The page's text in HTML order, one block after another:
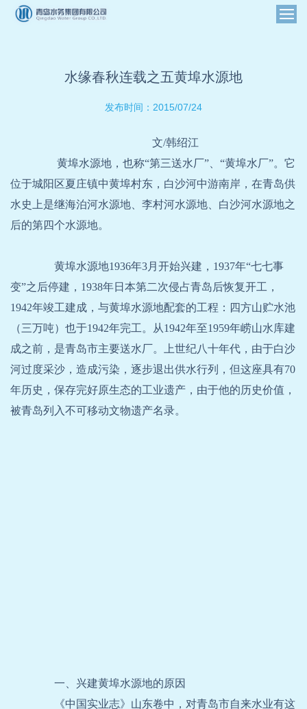
水缘春秋连载之五黄埠水源地
发布时间： 2015/07/24
文/韩绍江
黄埠水源地，也称“第三送水厂”、“黄埠水厂”。它
位于城阳区夏庄镇中黄埠村东，白沙河中游南岸，在青岛供
水史上是继海泊河水源地、李村河水源地、白沙河水源地之
后的第四个水源地。
黄埠水源地1936年3月开始兴建，1937年“七七事
变”之后停建，1938年日本第二次侵占青岛后恢复开工，
1942年竣工建成，与黄埠水源地配套的工程：四方山贮水池
（三万吨）也于1942年完工。从1942年至1959年崂山水库建
成之前，是青岛市主要送水厂。上世纪八十年代，由于白沙
河过度采沙，造成污染，逐步退出供水行列，但这座具有70
年历史，保存完好原生态的工业遗产，由于他的历史价值，
被青岛列入不可移动文物遗产名录。
一、兴建黄埠水源地的原因
《中国实业志》山东卷中，对青岛市自来水业有这